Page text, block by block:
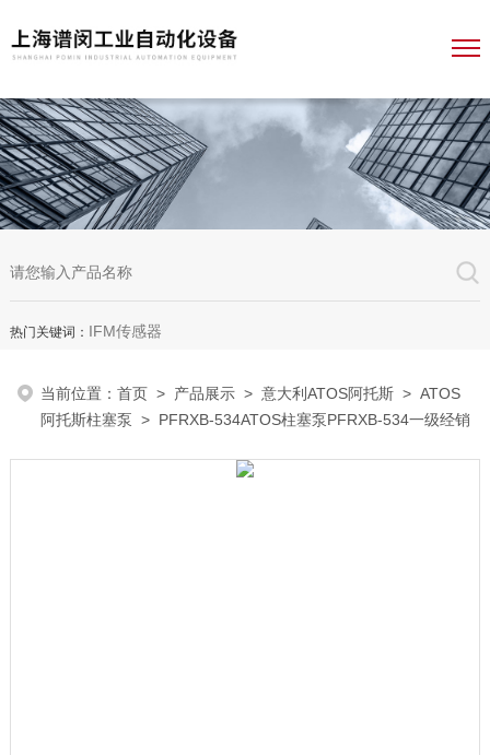
热门关键词： IFM传感器
当前位置：首页 > 产品展示 >意大利ATOS阿托斯 >ATOS
阿托斯柱塞泵 > PFRXB-534ATOS柱塞泵PFRXB-534一级经销